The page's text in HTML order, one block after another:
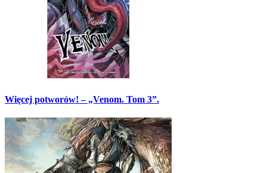
Więcej potworów! – „Venom. Tom 3”.